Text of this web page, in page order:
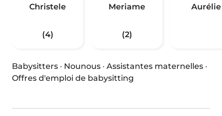
Christele
(4)
Meriame
(2)
Aurélie
Babysitters · Nounous · Assistantes maternelles ·
Offres d'emploi de babysitting